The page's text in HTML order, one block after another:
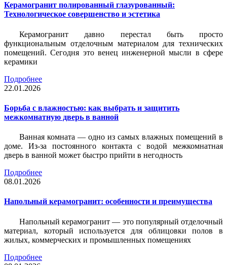
Керамогранит полированный глазурованный:
Технологическое совершенство и эстетика
Керамогранит давно перестал быть просто
функциональным отделочным материалом для технических
помещений. Сегодня это венец инженерной мысли в сфере
керамики
Подробнее
22.01.2026
Борьба с влажностью: как выбрать и защитить
межкомнатную дверь в ванной
Ванная комната — одно из самых влажных помещений в
доме. Из-за постоянного контакта с водой межкомнатная
дверь в ванной может быстро прийти в негодность
Подробнее
08.01.2026
Напольный керамогранит: особенности и преимущества
Напольный керамогранит — это популярный отделочный
материал, который используется для облицовки полов в
жилых, коммерческих и промышленных помещениях
Подробнее